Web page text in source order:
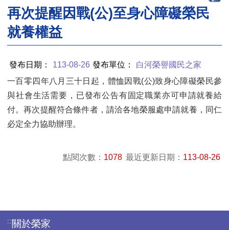
再次提醒因戰(公)至身心障礙榮民
就養權益
發布日期： 113-08-26 發布單位：
白河榮譽國民之家
一百零四年八月三十日起，體恤因戰(公)致身心障礙榮民參
與社會生活需要，已發布公告有固定職業亦可申請就養給
付。再次提醒符合條件者，請洽各地榮服處申請就養，同仁
必定全力協助辦理。
點閱次數： 1078 最近更新日期： 113-08-26
:::關於榮家